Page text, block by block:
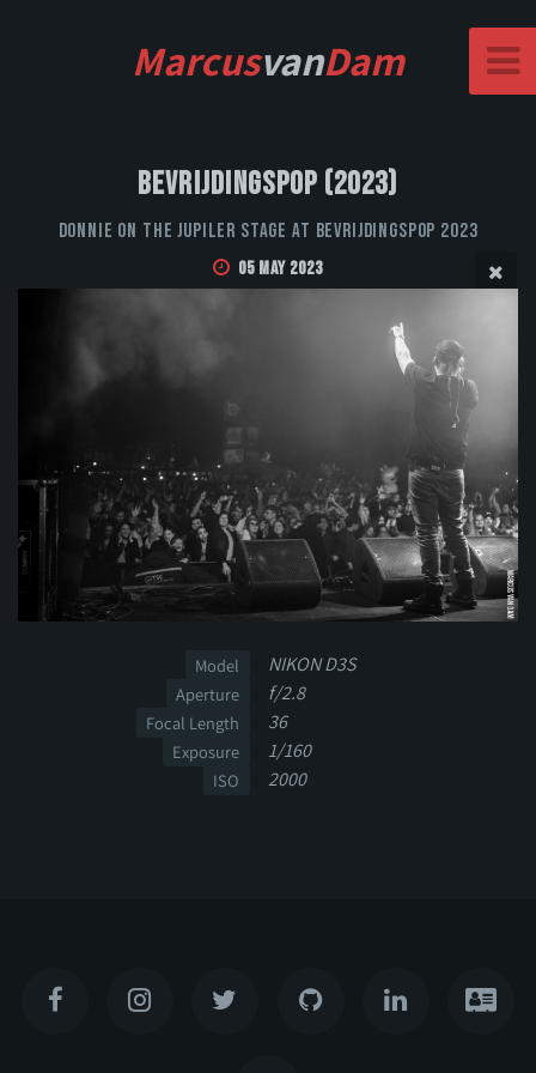
MarcusvanDam
Bevrijdingspop (2023)
Donnie on the Jupiler stage at Bevrijdingspop 2023
05 May 2023
Model NIKON D3S
Aperture f/2.8
Focal Length 36
Exposure 1/160
ISO 2000